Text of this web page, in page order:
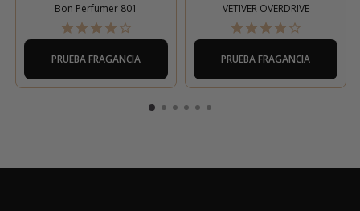
Bon Perfumer 801
PRUEBA FRAGANCIA
VETIVER OVERDRIVE
PRUEBA FRAGANCIA